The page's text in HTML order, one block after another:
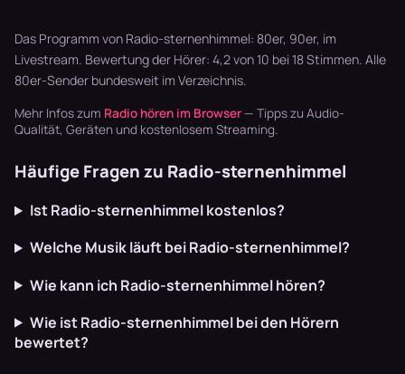
läuft dur…
Synthpop war
der Sound…
zappen, bis…
Das Programm von Radio-sternenhimmel: 80er, 90er, im
Livestream. Bewertung der Hörer: 4,2 von 10 bei 18 Stimmen. Alle
80er-Sender bundesweit im Verzeichnis.
Mehr Infos zum Radio hören im Browser — Tipps zu Audio-
Qualität, Geräten und kostenlosem Streaming.
Häufige Fragen zu Radio-sternenhimmel
Ist Radio-sternenhimmel kostenlos?
Welche Musik läuft bei Radio-sternenhimmel?
Wie kann ich Radio-sternenhimmel hören?
Wie ist Radio-sternenhimmel bei den Hörern
bewertet?